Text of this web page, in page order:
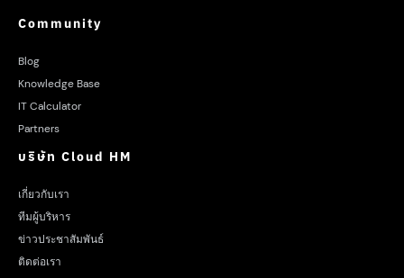
Community
Blog
Knowledge Base
IT Calculator
Partners
บริษัท Cloud HM
เกี่ยวกับเรา
ทีมผู้บริหาร
ข่าวประชาสัมพันธ์
ติดต่อเรา